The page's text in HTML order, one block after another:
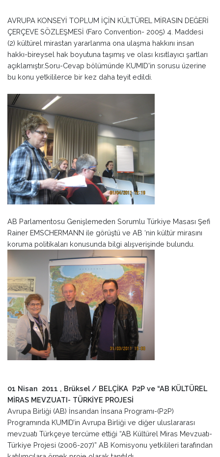
AVRUPA KONSEYİ TOPLUM İÇİN KÜLTÜREL MİRASIN DEĞERİ
ÇERÇEVE SÖZLEŞMESİ (Faro Convention- 2005) 4. Maddesi
(2) kültürel mirastan yararlanma ona ulaşma hakkını insan
hakkı-bireysel hak boyutuna taşımış ve olası kısıtlayıcı şartları
açıklamıştır.Soru-Cevap bölümünde KUMID'in sorusu üzerine
bu konu yetkililerce bir kez daha teyit edildi.
AB Parlamentosu Genişlemeden Sorumlu Türkiye Masası Şefi
Rainer EMSCHERMANN ile görüştü ve AB ‘nin kültür mirasını
koruma politikaları konusunda bilgi alışverişinde bulundu.
01 Nisan 2011 , Brüksel / BELÇİKA P2P ve “AB KÜLTÜREL
MİRAS MEVZUATI- TÜRKİYE PROJESİ
Avrupa Birliği (AB) İnsandan İnsana Programı-(P2P)
Programında KUMID’in Avrupa Birliği ve diğer uluslararası
mevzuatı Türkçeye tercüme ettiği “AB Kültürel Miras Mevzuatı-
Türkiye Projesi (2006-207)” AB Komisyonu yetkilileri tarafından